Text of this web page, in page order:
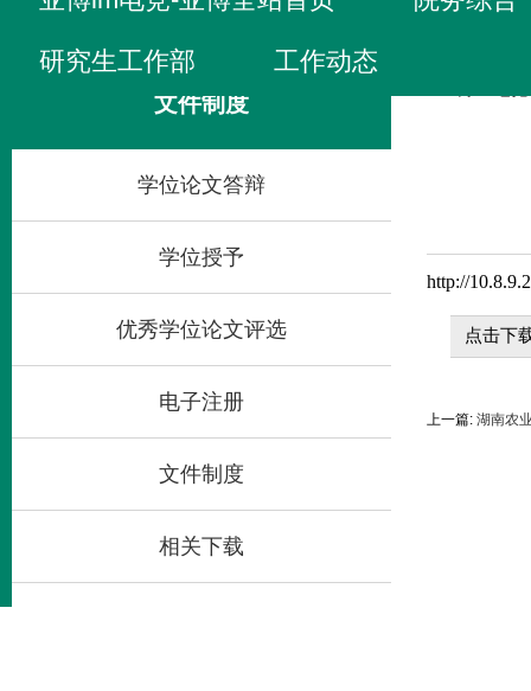
研究生工作部 工作动态
文件制度
学位论文答辩
学位授予
优秀学位论文评选
电子注册
文件制度
相关下载
http://
点击下
上一篇: 湖南农